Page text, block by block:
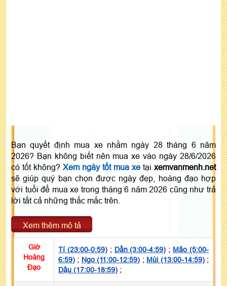
Bạn quyết định mua xe nhằm ngày 28 tháng 6 năm
2026? Bạn không biết nên mua xe vào ngày 28/6/2026
có tốt không? Xem ngày tốt mua xe tại xemvanmenh.net
sẽ giúp quý bạn chọn được ngày đẹp, hoàng đạo hợp
với tuổi để mua xe trong tháng 6 năm 2026 cũng như trả
lời tất cả những thắc mắc trên.
Xem thêm mô tả
Giờ
Hoàng
Đạo
Tí (23:00-0:59); Dần (3:00-4:59) ; Mão (5:00-
6:59) ; Ngọ (11:00-12:59) ; Mùi (13:00-14:59);
Dậu (17:00-18:59) ;